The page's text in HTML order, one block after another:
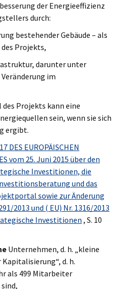
der Energieeffizienz
durch:
bestehender Gebäude – als
Projekts,
darunter unter
im
Projekts kann eine
sein, wenn sie sich
ergibt.
DES EUROPÄISCHEN
vom 25. Juni 2015 über den
Investitionen, die
und das
sowie zur Änderung
2013 und ( EU) Nr. 1316/2013
Investitionen , S. 10
Unternehmen, d. h. „kleine
d. h.
als 499 Mitarbeiter